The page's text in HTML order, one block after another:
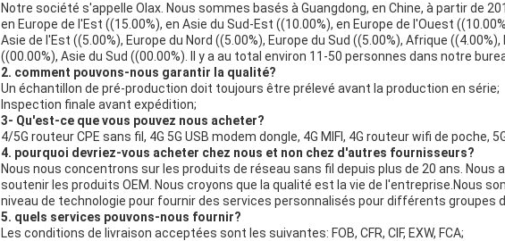
Notre société s'appelle Olax. Nous sommes basés à Guangdong, en Chine, à partir de
en Europe de l'Est ((15.00%), en Asie du Sud-Est ((10.00%), en Europe de l'Ouest
Asie de l'Est ((5.00%), Europe du Nord ((5.00%), Europe du Sud ((5.00%), Afrique
((00.00%), Asie du Sud ((00.00%). Il y a au total environ 11-50 personnes dans notre
2. comment pouvons-nous garantir la qualité?
Un échantillon de pré-production doit toujours être prélevé avant la production en série;
Inspection finale avant expédition;
3- Qu'est-ce que vous pouvez nous acheter?
4/5G routeur CPE sans fil, 4G 5G USB modem dongle, 4G MIFI, 4G routeur wifi de poche,
4. pourquoi devriez-vous acheter chez nous et non chez d'autres fournisseurs?
Nous nous concentrons sur les produits de réseau sans fil depuis plus de 20 ans.
soutenir les produits OEM. Nous croyons que la qualité est la vie de l'entreprise.Nous
niveau de technologie pour fournir des services personnalisés pour différents groupes
5. quels services pouvons-nous fournir?
Les conditions de livraison acceptées sont les suivantes: FOB, CFR, CIF, EXW, FCA;